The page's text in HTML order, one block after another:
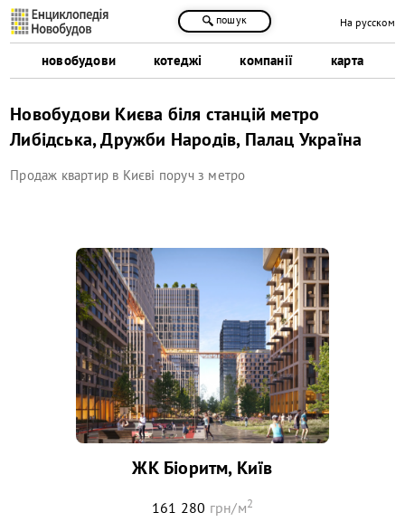
новобудови котеджі компанії карта
пошук На русском
Новобудови Києва біля станцій метро
Либідська, Дружби Народів, Палац Україна
Продаж квартир в Києві поруч з метро
ЖК Біоритм, Київ
161 280 грн/м2